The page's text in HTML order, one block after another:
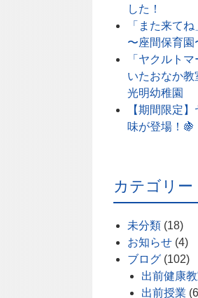
した！
「また来て
〜座間保育園
「ヤクルト
いたおなか
光明幼稚園
【期間限定
味が登場！🍇
カテゴリー
未分類 (18)
お知らせ (4)
ブログ (102)
出前健康
出前授業